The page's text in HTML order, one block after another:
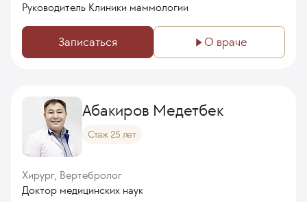
Руководитель Клиники маммологии
Записаться О враче
Абакиров Медетбек
Стаж 25 лет
Хирург, Вертебролог
Доктор медицинских наук